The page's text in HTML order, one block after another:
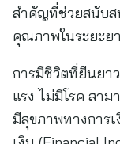
สำคัญที่ช่วยสนับส
คุณภาพในระยะย
การมีชีวิตที่ยืนยา
แรง ไม่มีโรค สา
มีสุขภาพทางการ